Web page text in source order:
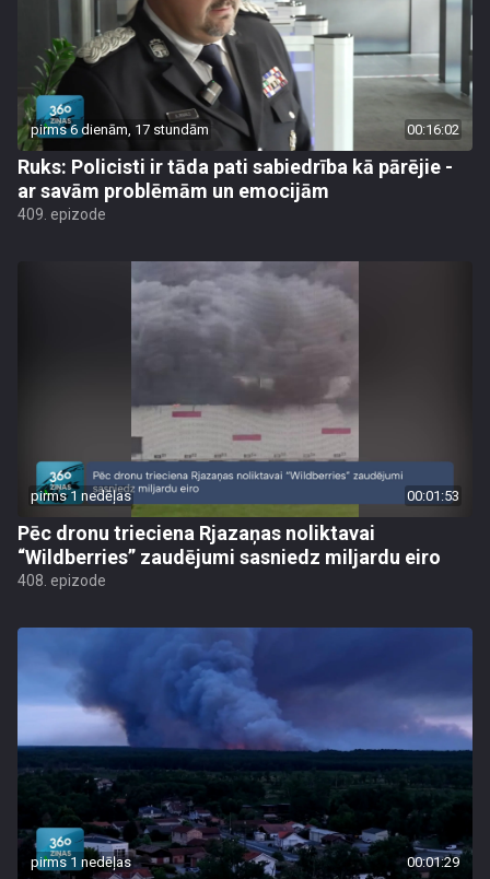
pirms 6 dienām, 17 stundām 00:16:02
Ruks: Policisti ir tāda pati sabiedrība kā pārējie -
ar savām problēmām un emocijām
409. epizode
pirms 1 nedēļas 00:01:53
Pēc dronu trieciena Rjazaņas noliktavai
“Wildberries” zaudējumi sasniedz miljardu eiro
408. epizode
pirms 1 nedēļas 00:01:29